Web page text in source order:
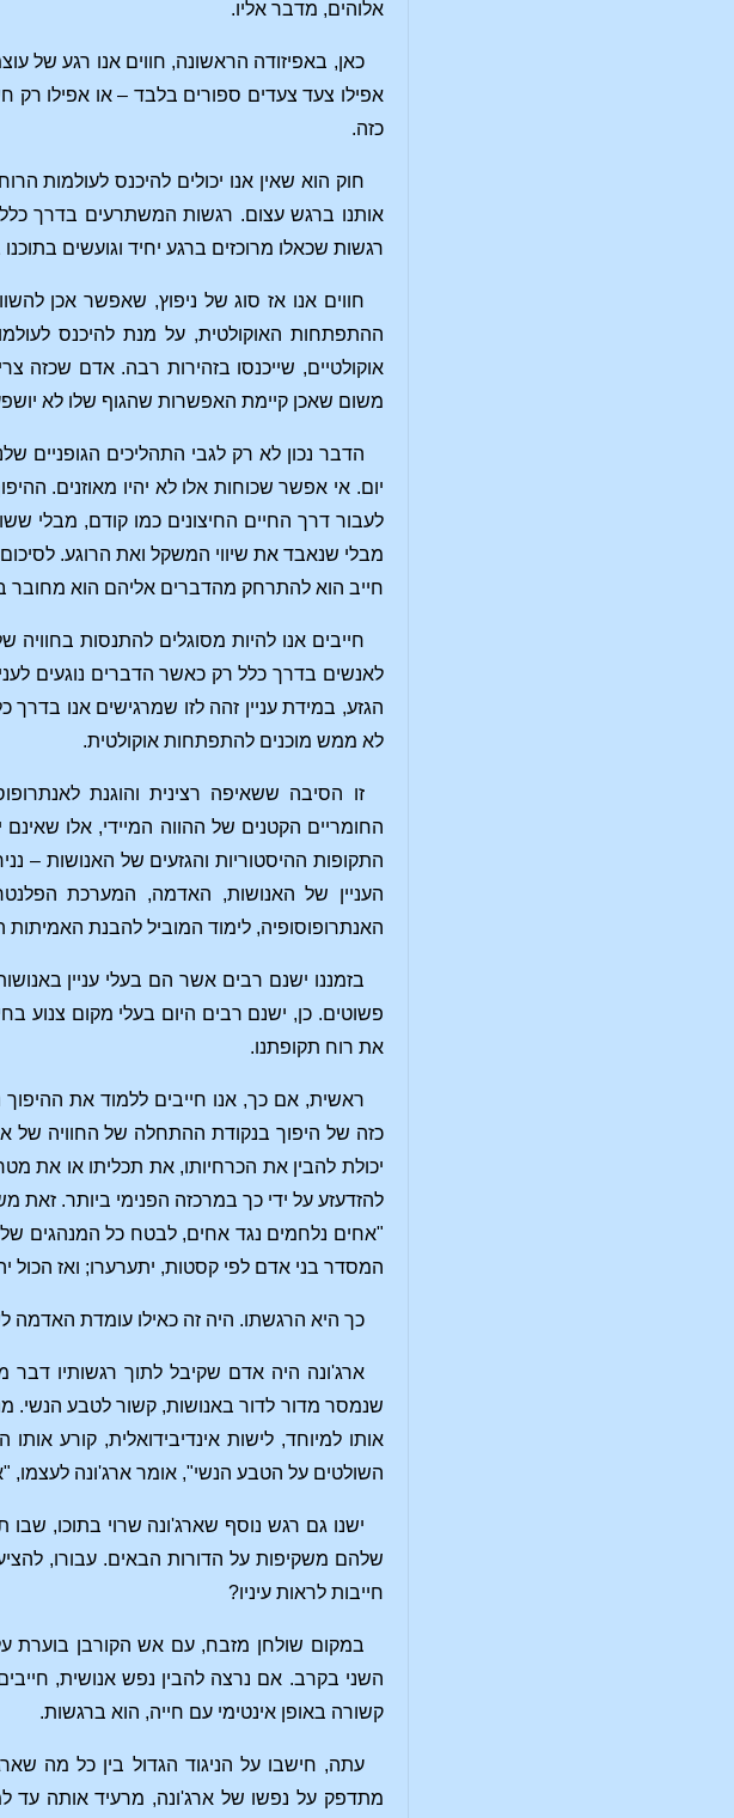
אלוהים, מדבר אליו.
כאן, באפיזודה הראשונה, חווים אנו רגע של
אפילו צעד צעדים ספורים בלבד – או אפילו
כזה.
חוק הוא שאין אנו יכולים להיכנס לעולמות
אותנו ברגש עצום. רגשות המשתרעים בדרך
רגשות שכאלו מרוכזים ברגע יחיד וגועשים
חווים אנו אז סוג של ניפוץ, שאפשר אכן
ההתפתחות האוקולטית, על מנת להיכנס
אוקולטיים, שייכנסו בזהירות רבה. אדם שכזה
משום שאכן קיימת האפשרות שהגוף שלו לא יושפע
הדבר נכון לא רק לגבי התהליכים הגופניים
יום. אי אפשר שכוחות אלו לא יהיו מאוזנים.
לעבור דרך החיים החיצונים כמו קודם, מבלי
מבלי שנאבד את שיווי המשקל ואת הרוגע.
חייב הוא להתרחק מהדברים אליהם הוא מחובר
חייבים אנו להיות מסוגלים להתנסות
לאנשים בדרך כלל רק כאשר הדברים נוגעים
הגזע, במידת עניין זהה לזו שמרגישים אנו בדרך
לא ממש מוכנים להתפתחות אוקולטית.
זו הסיבה ששאיפה רצינית והוגנת
החומריים הקטנים של ההווה המיידי, אלו
התקופות ההיסטוריות והגזעים של האנושות –
העניין של האנושות, האדמה, המערכת
האנתרופוסופיה, לימוד המוביל להבנת האמיתות
בזמננו ישנם רבים אשר הם בעלי עניין
פשוטים. כן, ישנם רבים היום בעלי מקום צנוע
את רוח תקופתנו.
ראשית, אם כך, אנו חייבים ללמוד את
כזה של היפוך בנקודת ההתחלה של החוויה של
יכולת להבין את הכרחיותו, את תכליתו או את
להזדעזע על ידי כך במרכזה הפנימי ביותר. זאת
"אחים נלחמים נגד אחים, לבטח כל המנהגים של
המסדר בני אדם לפי קסטות, יתערערו; ואז הכול
כך היא הרגשתו. היה זה כאילו עומדת האדמה
ארג'ונה היה אדם שקיבל לתוך רגשותיו
שנמסר מדור לדור באנושות, קשור לטבע הנשי.
אותו למיוחד, לישות אינדיבידואלית, קורע
השולטים על הטבע הנשי", אומר ארג'ונה לעצמו,
ישנו גם רגש נוסף שארג'ונה שרוי בתוכו,
שלהם משקיפות על הדורות הבאים. עבורו,
חייבות לראות עיניו?
במקום שולחן מזבח, עם אש הקורבן בוערת
השני בקרב. אם נרצה להבין נפש אנושית,
קשורה באופן אינטימי עם חייה, הוא ברגשות.
עתה, חישבו על הניגוד הגדול בין כל מה
מתדפק על נפשו של ארג'ונה, מרעיד אותה עד